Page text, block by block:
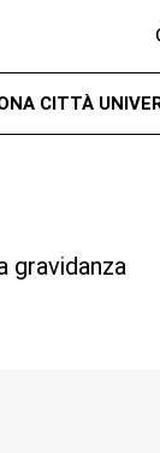
CITTÀ
gravidanza